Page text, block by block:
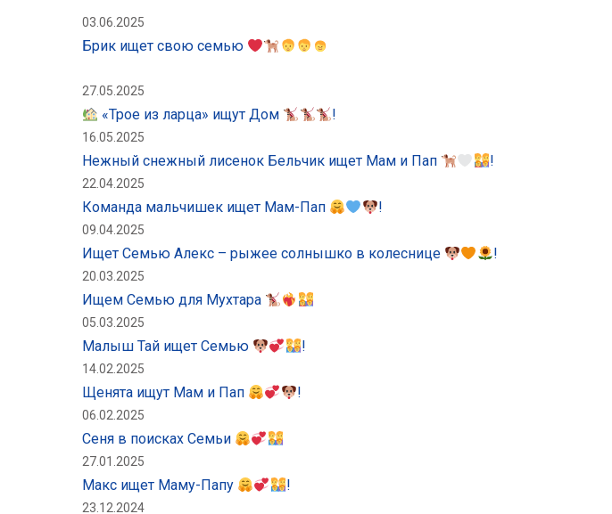
03.06.2025
Брик ищет свою семью
27.05.2025
«Трое из ларца» ищут Дом !
16.05.2025
Нежный снежный лисенок Бельчик ищет Мам и Пап !
22.04.2025
Команда мальчишек ищет Мам-Пап !
09.04.2025
Ищет Семью Алекс – рыжее солнышко в колеснице !
20.03.2025
Ищем Семью для Мухтара
05.03.2025
Малыш Тай ищет Семью !
14.02.2025
Щенята ищут Мам и Пап !
06.02.2025
Сеня в поисках Семьи
27.01.2025
Макс ищет Маму-Папу !
23.12.2024